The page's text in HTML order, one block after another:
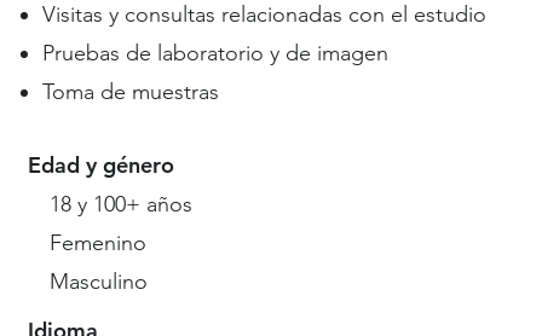
Visitas y consultas relacionadas con el estudio
Pruebas de laboratorio y de imagen
Toma de muestras
Edad y género
18 y 100+ años
Femenino
Masculino